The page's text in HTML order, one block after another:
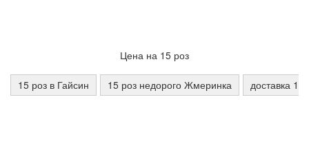
Цена на 15 роз
15 роз в Гайсин 15 роз недорого Жмеринка доставка 15